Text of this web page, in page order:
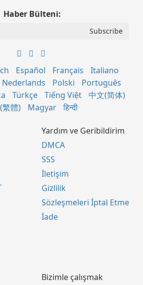
Haber Bülteni:
Español Français
Italiano
Nederlands Polski
Português
Türkçe Tiếng Việt
中文(简体)
繁體)
Magyar हिन्दी
Yardım ve Geribildirim
DMCA
SSS
İletişim
Gizlilik
Sözleşmeleri İptal Etme
İade
Bizimle çalışmak